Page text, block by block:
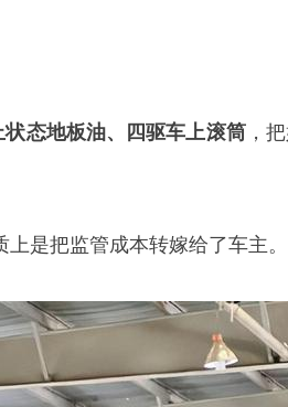
状态地板油、四驱车上滚筒，
是把监管成本转嫁给了车主。